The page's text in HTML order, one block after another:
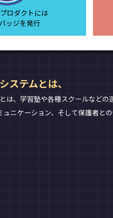
ロダクトには
バッジを発行
ステムとは、
は、学習塾や各種スクールなど
ニケーション、そして保護者との